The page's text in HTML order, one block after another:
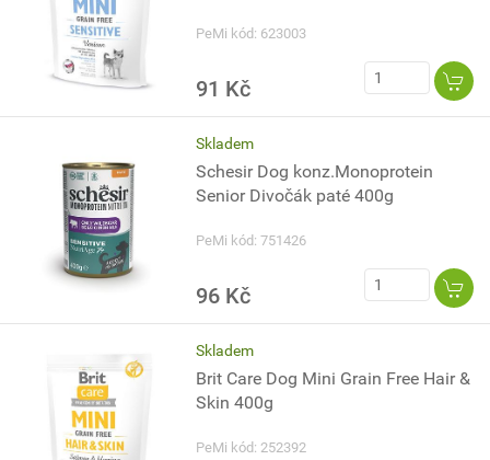
PeMi kód: 623003
91 Kč
Skladem
Schesir Dog konz.Monoprotein
Senior Divočák paté 400g
PeMi kód: 751426
96 Kč
Skladem
Brit Care Dog Mini Grain Free Hair &
Skin 400g
PeMi kód: 252392